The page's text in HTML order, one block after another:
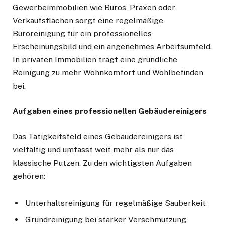
Gewerbeimmobilien wie Büros, Praxen oder
Verkaufsflächen sorgt eine regelmäßige
Büroreinigung für ein professionelles
Erscheinungsbild und ein angenehmes Arbeitsumfeld.
In privaten Immobilien trägt eine gründliche
Reinigung zu mehr Wohnkomfort und Wohlbefinden
bei.
Aufgaben eines professionellen Gebäudereinigers
Das Tätigkeitsfeld eines Gebäudereinigers ist
vielfältig und umfasst weit mehr als nur das
klassische Putzen. Zu den wichtigsten Aufgaben
gehören:
Unterhaltsreinigung für regelmäßige Sauberkeit
Grundreinigung bei starker Verschmutzung